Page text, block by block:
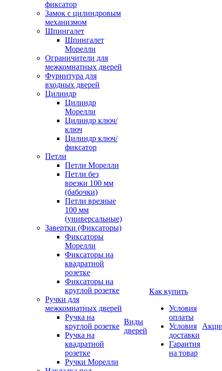
фиксатор
Замок с цилиндровым
механизмом
Шпингалет
Шпингалет
Морелли
Ограничители для
межкомнатных дверей
Фурнитура для
входных дверей
Цилиндр
Цилиндр
Морелли
Цилиндр ключ/
ключ
Цилиндр ключ/
фиксатор
Петли
Петли Морелли
Петли без
врезки 100 мм
(бабочки)
Петли врезные
100 мм
(универсальные)
Завертки (Фиксаторы)
Фиксаторы
Морелли
Фиксаторы на
квадратной
розетке
Фиксаторы на
круглой розетке
Ручки для
межкомнатных дверей
Ручка на
круглой розетке
Ручка на
квадратной
розетке
Ручки Морелли
Виды
дверей
Как купить
Условия
оплаты
Условия
доставки
Гарантия
на товар